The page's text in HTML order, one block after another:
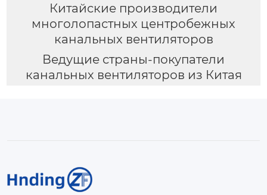
Китайские производители
многолопастных центробежных
канальных вентиляторов
Ведущие страны-покупатели
канальных вентиляторов из Китая